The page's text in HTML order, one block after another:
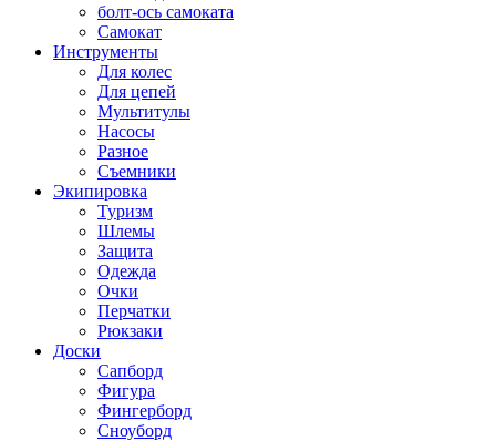
болт-ось самоката
Самокат
Инструменты
Для колес
Для цепей
Мультитулы
Насосы
Разное
Съемники
Экипировка
Туризм
Шлемы
Защита
Одежда
Очки
Перчатки
Рюкзаки
Доски
Сапборд
Фигура
Фингерборд
Сноуборд